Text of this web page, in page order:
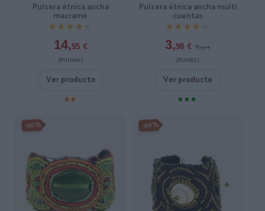
Pulsera étnica ancha
macramé
★★★★★
★★★★★
14,95 €
[PUHA01 ]
Ver producto
Pulsera étnica ancha multi
cuentas
★★★★★
★★★★★
3,98 € 7,95 €
[PUAB12 ]
Ver producto
-50% -50%